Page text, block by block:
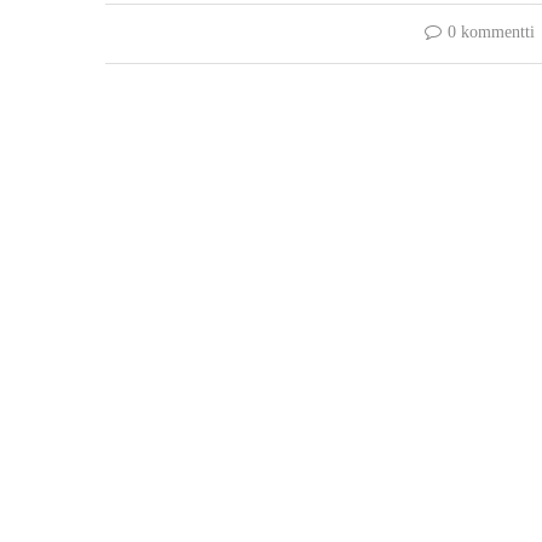
0 kommentti